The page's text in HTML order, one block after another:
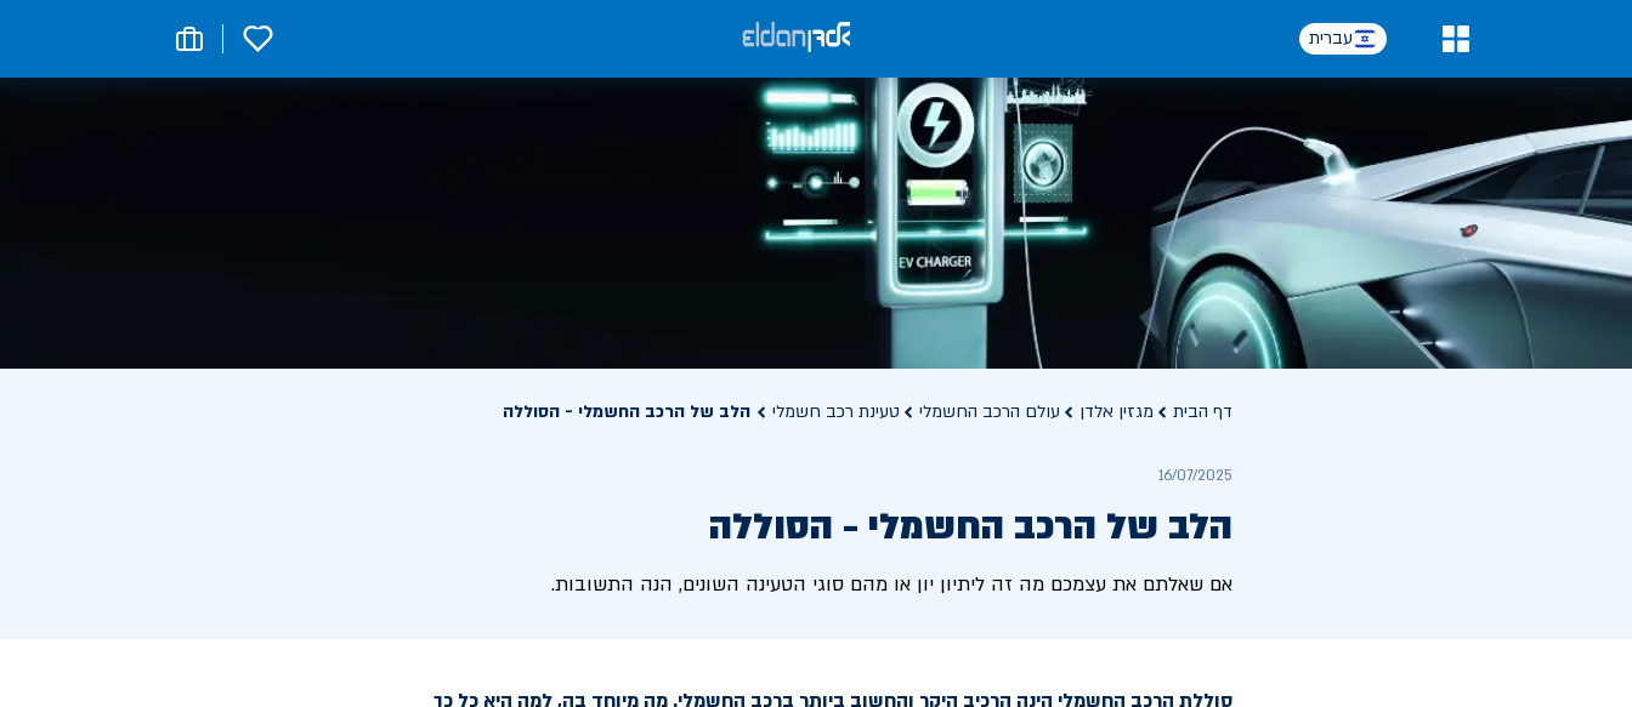
עברית 0
דף הבית מגזין אלדן עולם הרכב החשמלי טעינת רכב חשמלי הלב של הרכב החשמלי - הסוללה
16/07/2025
הלב של הרכב החשמלי - הסוללה
אם שאלתם את עצמכם מה זה ליתיון יון או מהם סוגי הטעינה השונים, הנה התשובות.
סוללת הרכב החשמלי הינה הרכיב היקר והחשוב ביותר ברכב החשמלי. מה מיוחד בה, למה היא כל כך